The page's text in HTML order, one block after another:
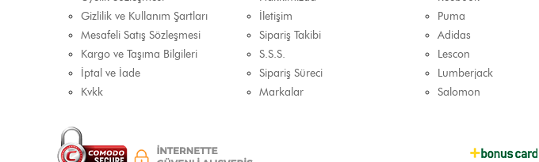
Gizlilik ve Kullanım Şartları
Mesafeli Satış Sözleşmesi
Kargo ve Taşıma Bilgileri
İptal ve İade
Kvkk
İletişim
Sipariş Takibi
S.S.S.
Sipariş Süreci
Markalar
Puma
Adidas
Lescon
Lumberjack
Salomon